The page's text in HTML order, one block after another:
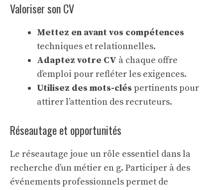
Valoriser son CV
Mettez en avant vos compétences
techniques et relationnelles.
Adaptez votre CV à chaque offre
d’emploi pour refléter les exigences.
Utilisez des mots-clés pertinents pour
attirer l’attention des recruteurs.
Réseautage et opportunités
Le réseautage joue un rôle essentiel dans la
recherche d’un métier en g. Participer à des
événements professionnels permet de